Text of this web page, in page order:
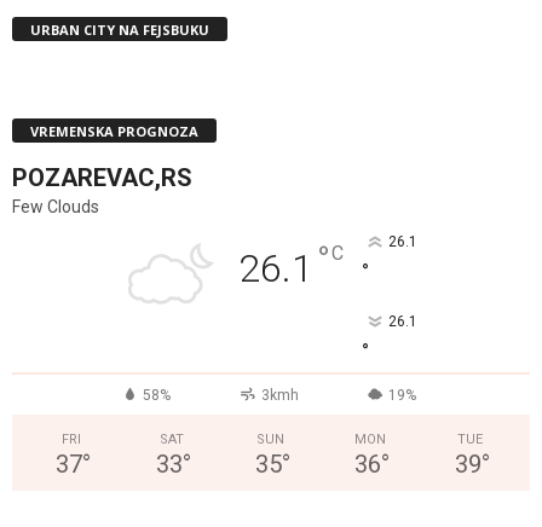
URBAN CITY NA FEJSBUKU
VREMENSKA PROGNOZA
POZAREVAC,RS
Few Clouds
26.1 °C 26.1
°
26.1
°
58% 3kmh 19%
FRI
37°
SAT
33°
SUN
35°
MON
36°
TUE
39°